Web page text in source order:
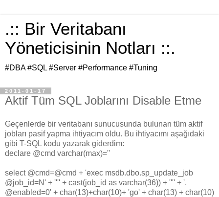
.:: Bir Veritabanı
Yöneticisinin Notları ::.
#DBA #SQL #Server #Performance #Tuning
2011-01-17
Aktif Tüm SQL Joblarını Disable Etme
Geçenlerde bir veritabanı sunucusunda bulunan tüm aktif
jobları pasif yapma ihtiyacım oldu. Bu ihtiyacımı aşağıdaki
gibi T-SQL kodu yazarak giderdim:
declare @cmd varchar(max)=''
select @cmd=@cmd + 'exec msdb.dbo.sp_update_job
@job_id=N' + '''' + cast(job_id as varchar(36)) + '''' + ',
@enabled=0' + char(13)+char(10)+ 'go' + char(13) + char(10)